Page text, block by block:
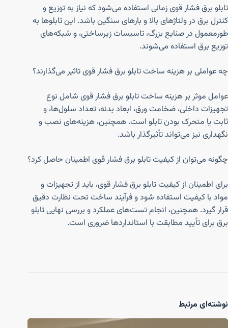
تابلو برق فشار قوی زمانی استفاده می‌شود که نیاز به توزیع و
کنترل برق در ولتاژهای بالا و بارهای سنگین باشد. این تابلوها به
طورمعمول در صنایع بزرگ، تاسیسات زیرساختی، و شبکه‌های
توزیع برق استفاده می‌شوند.
چه عواملی بر هزینه ساخت تابلو برق فشار قوی تاثیر می‌گذارند؟
عوامل موثر بر هزینه ساخت تابلو برق فشار قوی شامل نوع
تجهیزات داخلی، ضخامت ورق، ابعاد بدنه، تعداد سلول‌ها، و
ثابت یا متحرک بودن تابلو است. همچنین، هزینه‌های نصب و
نگهداری نیز می‌تواند تأثیرگذار باشد.
چگونه می‌توان از کیفیت تابلو برق فشار قوی اطمینان حاصل کرد؟
برای اطمینان از کیفیت تابلو برق فشار قوی، باید از تجهیزات و
مواد با کیفیت استفاده شود و فرآیند ساخت تحت نظارت دقیق
قرار گیرد. همچنین، انجام تست‌های عملکرد و بررسی نهایی تابلو
برق برای تأیید مطابقت با استانداردها ضروری است.
نوشته‌ای مرتبط